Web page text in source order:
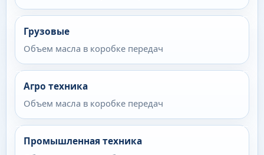
Грузовые
Объем масла в коробке передач
Агро техника
Объем масла в коробке передач
Промышленная техника